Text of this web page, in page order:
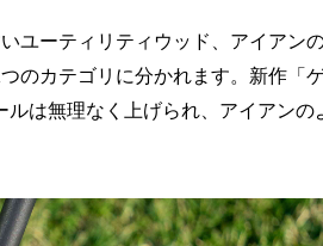
ユーティリティウッド、アイアン
のカテゴリに分かれます。新作「
は無理なく上げられ、アイアンの